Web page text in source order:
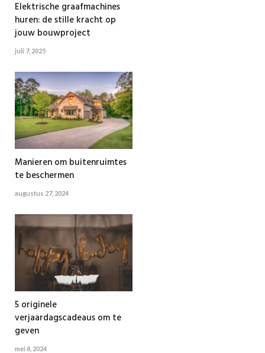
Elektrische graafmachines
huren: de stille kracht op
jouw bouwproject
juli 7, 2025
Manieren om buitenruimtes
te beschermen
augustus 27, 2024
5 originele
verjaardagscadeaus om te
geven
mei 8, 2024